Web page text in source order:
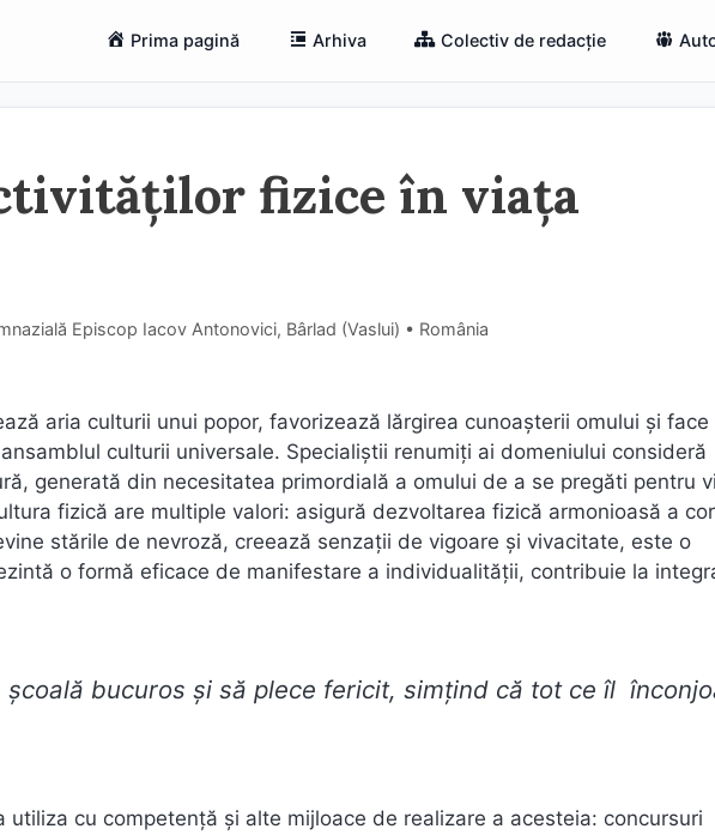
Prima pagină Arhiva Colectiv de redacție
fizice în viața
Episcop Iacov Antonovici, Bârlad (Vaslui) • România
aria culturii unui popor, favorizează lărgirea cunoașterii omului și face
culturii universale. Specialiștii renumiți ai domeniului consideră
generată din necesitatea primordială a omului de a se pregăti pentru
fizică are multiple valori: asigură dezvoltarea fizică armonioasă a
stările de nevroză, creează senzații de vigoare și vivacitate, este o
o formă eficace de manifestare a individualității, contribuie la
școală bucuros și să plece fericit, simțind că tot ce îl
utiliza cu competență și alte mijloace de realizare a acesteia: concursuri